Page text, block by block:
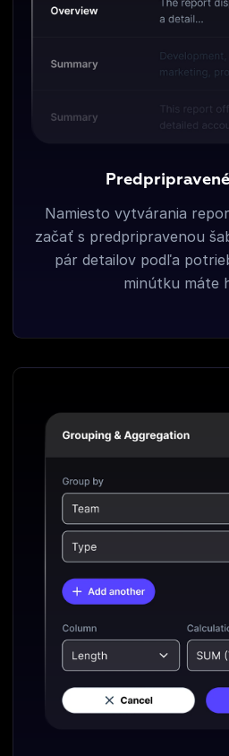
Namiesto vytvárania
začať s predpripravenou
pár detailov podľa
minútku máte